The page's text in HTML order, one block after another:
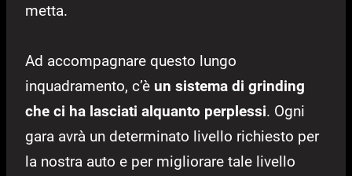
metta.
Ad accompagnare questo lungo
inquadramento, c’è un sistema di grinding
che ci ha lasciati alquanto perplessi. Ogni
gara avrà un determinato livello richiesto per
la nostra auto e per migliorare tale livello